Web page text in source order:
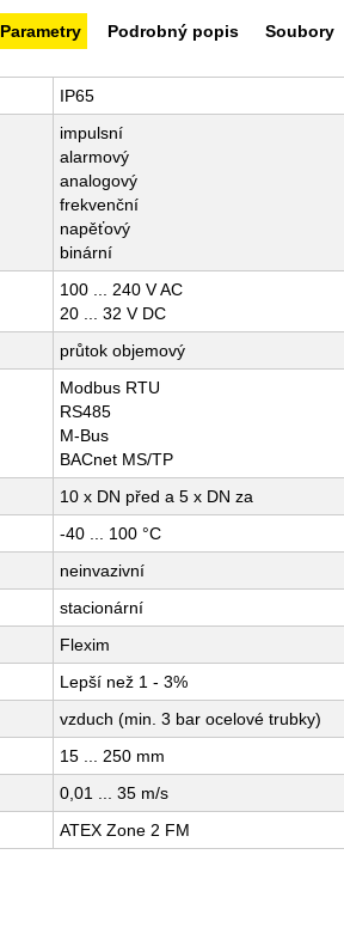
Parametry Podrobný popis Soubory
IP65
impulsní
alarmový
analogový
frekvenční
napěťový
binární
100 ... 240 V AC
20 ... 32 V DC
průtok objemový
Modbus RTU
RS485
M-Bus
BACnet MS/TP
10 x DN před a 5 x DN za
-40 ... 100 °C
neinvazivní
stacionární
Flexim
Lepší než 1 - 3%
vzduch (min. 3 bar ocelové trubky)
15 ... 250 mm
0,01 ... 35 m/s
ATEX Zone 2 FM